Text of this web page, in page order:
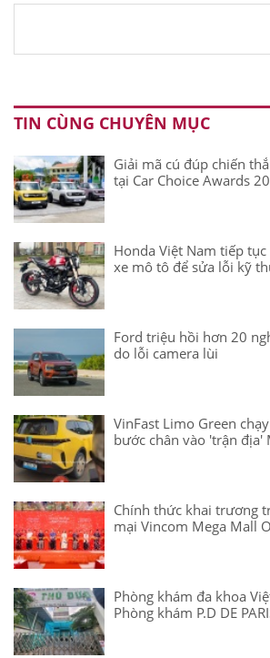
TIN CÙNG CHUYÊN MỤC
Giải mã cú đúp chiến
tại Car Choice Awards
Honda Việt Nam tiếp
xe mô tô để sửa lỗi kỹ
Ford triệu hồi hơn 20
do lỗi camera lùi
VinFast Limo Green
bước chân vào 'trận địa'
Chính thức khai trương
mại Vincom Mega Mall
Phòng khám đa khoa
Phòng khám P.D DE